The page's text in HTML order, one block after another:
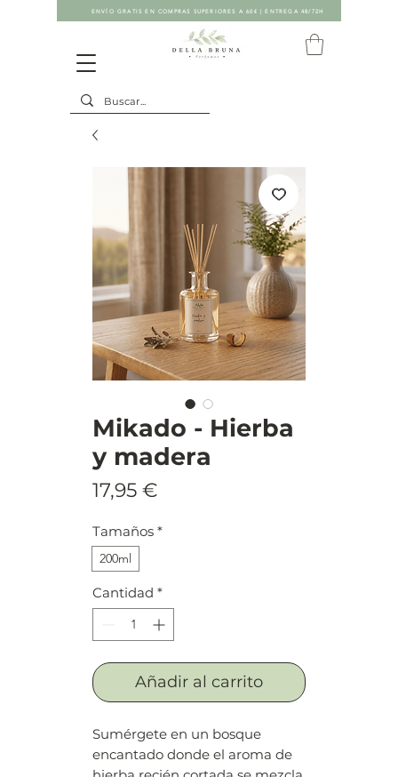
ENVÍO GRATIS EN COMPRAS SUPERIORES A 60€ | ENTREGA 48/72H
Mikado - Hierba
y madera
17,95 €
Tamaños *
200ml
Cantidad *
Añadir al carrito
Sumérgete en un bosque
encantado donde el aroma de